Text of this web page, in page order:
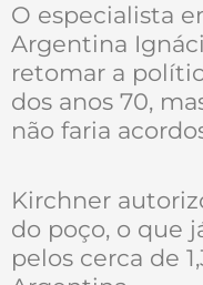
O especialista
Argentina
retomar a
dos anos 70,
não faria
Kirchner
do poço, o que
pelos cerca de